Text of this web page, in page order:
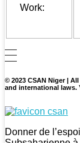
Work:
© 2023 CSAN Niger |
and international laws.
Donner de